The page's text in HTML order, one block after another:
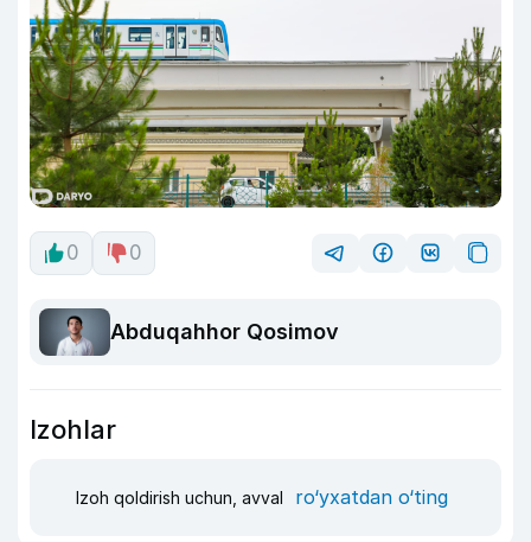
0 0
Abduqahhor Qosimov
Izohlar
Izoh qoldirish uchun, avval ro‘yxatdan o‘ting